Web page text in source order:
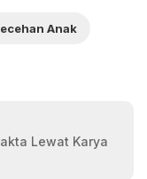
Anak
Lewat Karya